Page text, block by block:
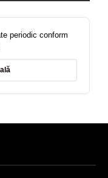
periodic conform